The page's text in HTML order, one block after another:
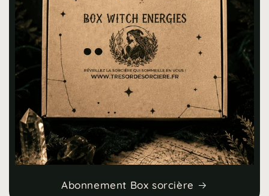
Abonnement Box sorcière